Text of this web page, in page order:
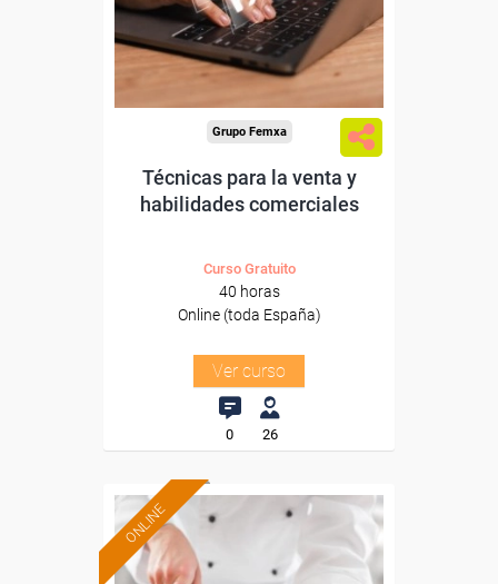
Sector
-Grandes Almacenes.
Grupo Femxa
Técnicas para la venta y
habilidades comerciales
Curso Gratuito
40 horas
Online (toda España)
Ver curso
0 26
ONLINE
Formación 100%
subvencionada.